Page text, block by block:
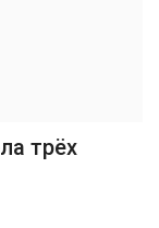
трёх